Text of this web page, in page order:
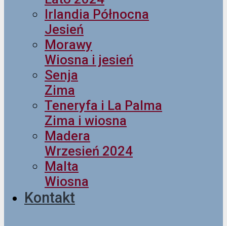
Irlandia Północna
Jesień
Morawy
Wiosna i jesień
Senja
Zima
Teneryfa i La Palma
Zima i wiosna
Madera
Wrzesień 2024
Malta
Wiosna
Kontakt